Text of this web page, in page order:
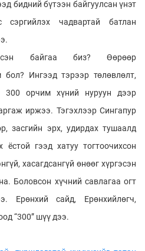
бидний бүтээн байгуулсан үнэт
сэргийлэх чадвартай батлан
байгаа биз? Өөрөөр
Ингээд тэрээр төлөвлөлт,
300 орчим хүний нуруун дээр
иржээ. Тэгэхлээр Сингапур
засгийн эрх, удирдах тушаалд
гээд хатуу тогтоочихсон
хасагдсангүй өнөөг хүргэсэн
Боловсон хүчний савлагаа огт
Ерөнхий сайд, Ерөнхийлөгч,
“300” шүү дээ.